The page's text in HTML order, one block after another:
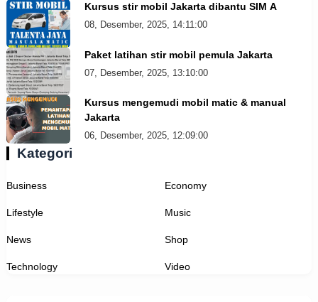
Kursus stir mobil Jakarta dibantu SIM A
08, Desember, 2025, 14:11:00
Paket latihan stir mobil pemula Jakarta
07, Desember, 2025, 13:10:00
Kursus mengemudi mobil matic & manual
Jakarta
06, Desember, 2025, 12:09:00
Kategori
Business Economy
Lifestyle Music
News Shop
Technology Video